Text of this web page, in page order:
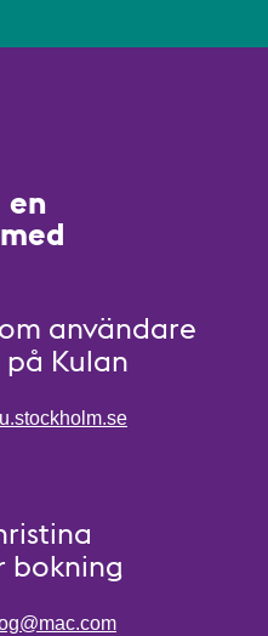
en
användare
Kulan
bokning